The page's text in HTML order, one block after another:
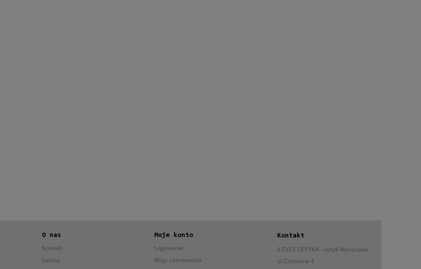
O nas
Kontakt
Salony
Moje konto
Logowanie
Moje zamówienia
Kontakt
4 EYES OPTYKA - optyk Warszawa
ul.Chmielna 4